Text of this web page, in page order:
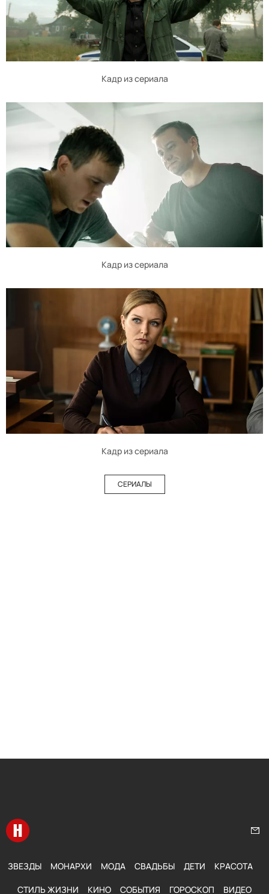
Кадр из сериала
Кадр из сериала
Кадр из сериала
СЕРИАЛЫ
Перейти на главную
ЗВЕЗДЫ МОНАРХИ МОДА СВАДЬБЫ ДЕТИ КРАСОТА
СТИЛЬ ЖИЗНИ КИНО СОБЫТИЯ ГОРОСКОП ВИДЕО